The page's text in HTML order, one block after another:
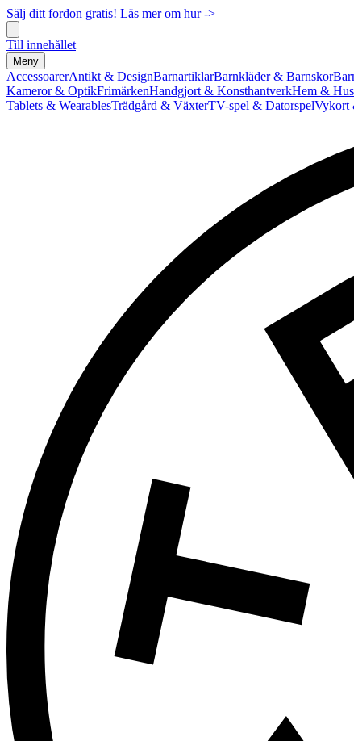
Sälj ditt fordon gratis! Läs mer om hur ->
Till innehållet
Meny
AccessoarerAntikt & DesignBarnartiklarBarnkläder & Barnskor
Kameror & OptikFrimärkenHandgjort & KonsthantverkHem &
Tablets & WearablesTrädgård & VäxterTV-spel & DatorspelVykort